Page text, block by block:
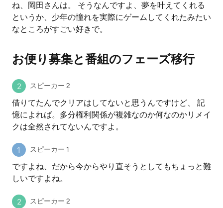
ね、岡田さんは。 そうなんですよ、夢を叶えてくれる
というか、少年の憧れを実際にゲームしてくれたみたい
なところがすごい好きで。
お便り募集と番組のフェーズ移行
スピーカー 2
借りてたんでクリアはしてないと思うんですけど、 記
憶によれば。多分権利関係が複雑なのか何なのかリメイ
クは全然されてないんですよ。
スピーカー 1
ですよね、だから今からやり直そうとしてもちょっと難
しいですよね。
スピーカー 2